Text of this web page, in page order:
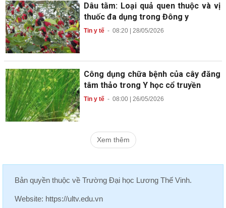
Dâu tằm: Loại quả quen thuộc và vị
thuốc đa dụng trong Đông y
Tin y tế- 08:20 | 28/05/2026
Công dụng chữa bệnh của cây đăng
tâm thảo trong Y học cổ truyền
Tin y tế- 08:00 | 26/05/2026
Xem thêm
Bản quyền thuộc về Trường Đại học Lương Thế Vinh.
Website: https://ultv.edu.vn